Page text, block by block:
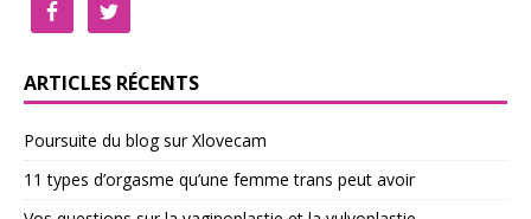
ARTICLES RÉCENTS
Poursuite du blog sur Xlovecam
11 types d’orgasme qu’une femme trans peut avoir